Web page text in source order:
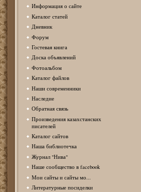
Информация о сайте
Каталог статей
Дневник
Форум
Гостевая книга
Доска объявлений
Фотоальбом
Каталог файлов
Наши современники
Наследие
Обратная связь
Произведения казахстанских
писателей
Каталог сайтов
Наша библиотечка
Журнал "Нива"
Наше сообщество в facebook
Мои сайты и сайты мо...
Литературные посиделки